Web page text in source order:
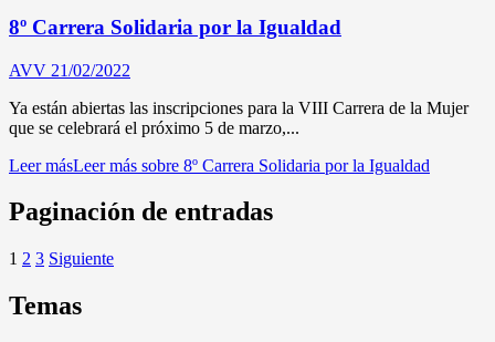
8º Carrera Solidaria por la Igualdad
AVV 21/02/2022
Ya están abiertas las inscripciones para la VIII Carrera de la Mujer
que se celebrará el próximo 5 de marzo,...
Leer másLeer más sobre 8º Carrera Solidaria por la Igualdad
Paginación de entradas
1 2 3 Siguiente
Temas